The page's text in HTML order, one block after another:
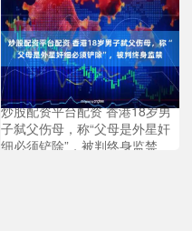
炒股配资平台配资 香港18岁男
子弑父伤母，称“父母是外星奸
细必须铲除”，被判终身监禁